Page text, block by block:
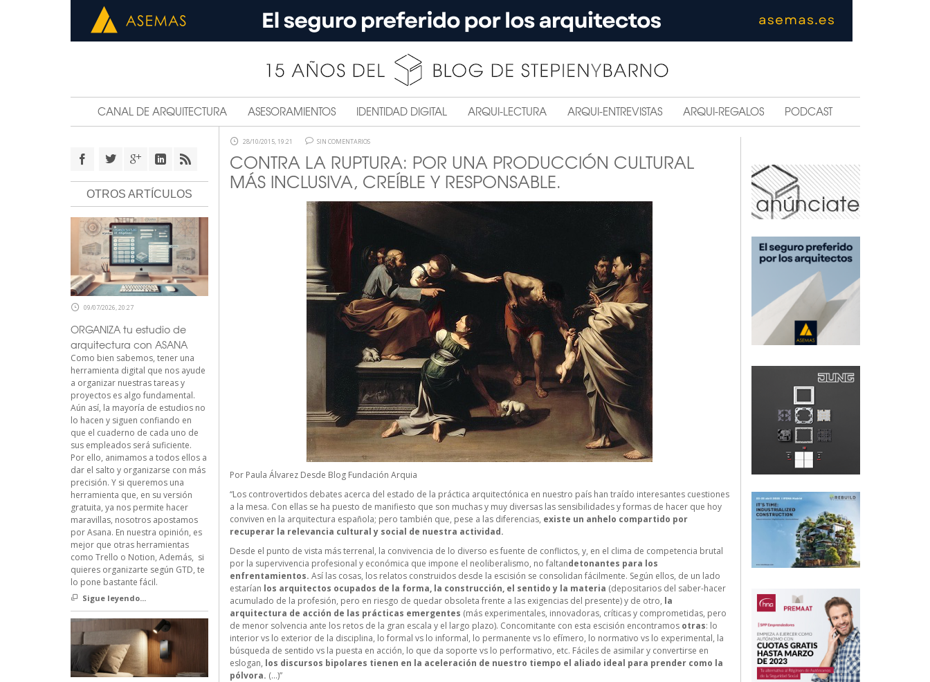
CANAL DE ARQUITECTURA ASESORAMIENTOS IDENTIDAD DIGITAL ARQUI-LECTURA ARQUI-ENTREVISTAS ARQUI-REGALOS PODCAST
28/10/2015, 19:21 SIN COMENTARIOS
CONTRA LA RUPTURA: POR UNA PRODUCCIÓN CULTURAL
MÁS INCLUSIVA, CREÍBLE Y RESPONSABLE.
Por Paula ÁlvarezDesde Blog Fundación Arquia
“Los controvertidos debates acerca del estado de la práctica arquitectónica en nuestro país han traído interesantes cuestiones
a la mesa. Con ellas se ha puesto de manifiesto que son muchas y muy diversas las sensibilidades y formas de hacer que hoy
conviven en la arquitectura española; pero también que, pese a las diferencias, existe un anhelo compartido por
recuperar la relevancia cultural y social de nuestra actividad.
Desde el punto de vista más terrenal, la convivencia de lo diverso es fuente de conflictos, y, en el clima de competencia brutal
por la supervivencia profesional y económica que impone el neoliberalismo, no faltandetonantes para los
enfrentamientos. Así las cosas, los relatos construidos desde la escisión se consolidan fácilmente. Según ellos, de un lado
estarían los arquitectos ocupados de la forma, la construcción, el sentido y la materia (depositarios del saber-hacer
acumulado de la profesión, pero en riesgo de quedar obsoleta frente a las exigencias del presente) y de otro, la
arquitectura de acción de las prácticas emergentes (más experimentales, innovadoras, críticas y comprometidas, pero
de menor solvencia ante los retos de la gran escala y el largo plazo). Concomitante con esta escisión encontramos otras: lo
interior vs lo exterior de la disciplina, lo formal vs lo informal, lo permanente vs lo efímero, lo normativo vs lo experimental, la
búsqueda de sentido vs la puesta en acción, lo que da soporte vs lo performativo, etc. Fáciles de asimilar y convertirse en
eslogan, los discursos bipolares tienen en la aceleración de nuestro tiempo el aliado ideal para prender como la
pólvora. (…)”
OTROS ARTÍCULOS
09/07/2026, 20:27
ORGANIZA tu estudio de
arquitectura con ASANA
Como bien sabemos, tener una
herramienta digital que nos ayude
a organizar nuestras tareas y
proyectos es algo fundamental.
Aún así, la mayoría de estudios no
lo hacen y siguen confiando en
que el cuaderno de cada uno de
sus empleados será suficiente.
Por ello, animamos a todos ellos a
dar el salto y organizarse con más
precisión. Y si queremos una
herramienta que, en su versión
gratuita, ya nos permite hacer
maravillas, nosotros apostamos
por Asana. En nuestra opinión, es
mejor que otras herramientas
como Trello o Notion, Además, si
quieres organizarte según GTD, te
lo pone bastante fácil.
Sigue leyendo...